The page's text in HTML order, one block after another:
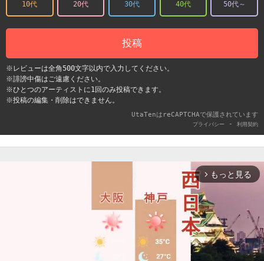
10代 20代 30代 40代 50代～
投稿
※レビューは全角500文字以内で入力してください。
※誹謗中傷はご遠慮ください。
※ひとつのアーティストに1回のみ投稿できます。
※投稿の編集・削除はできません。
UtaTenはreCAPTCHAで保護されています
プライバシー - 利用契約
arrow_forward_ios もっと見る